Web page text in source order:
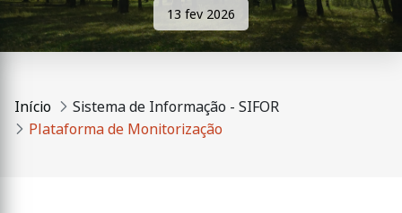
13 fev 2026
Início
Sistema de Informação - SIFOR
Plataforma de Monitorização